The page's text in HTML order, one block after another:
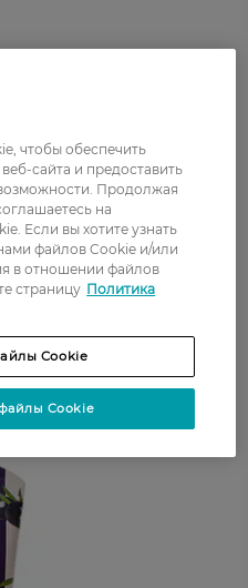
не только
За счет активного
эффективно для
эластичности
Подходит для
быть использовано
товар можно
чтобы обеспечить
сайта и предоставить
Продолжая
на
Если вы хотите узнать
файлов Cookie и/или
в отношении файлов
страницу Политика
Cookie
Cookie